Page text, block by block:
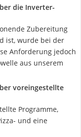
die Inverter-
Zubereitung
ist, wurde bei der
Anforderung jedoch
aus unserem
voreingestellte
Programme,
und eine